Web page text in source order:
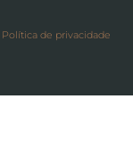
Política de privacidade